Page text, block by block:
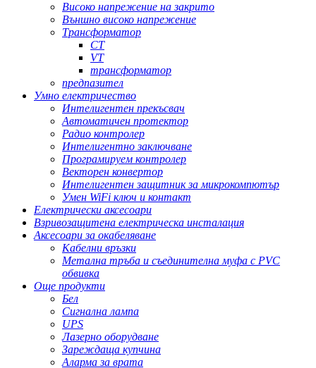
Високо напрежение на закрито
Външно високо напрежение
Трансформатор
CT
VT
трансформатор
предпазител
Умно електричество
Интелигентен прекъсвач
Автоматичен протектор
Радио контролер
Интелигентно заключване
Програмируем контролер
Векторен конвертор
Интелигентен защитник за микрокомпютър
Умен WiFi ключ и контакт
Електрически аксесоари
Взривозащитена електрическа инсталация
Аксесоари за окабеляване
Кабелни връзки
Метална тръба и съединителна муфа с PVC
обвивка
Още продукти
Бел
Сигнална лампа
UPS
Лазерно оборудване
Зареждаща купчина
Аларма за врата